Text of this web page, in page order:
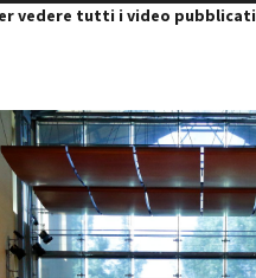
vedere tutti i video pubblicati